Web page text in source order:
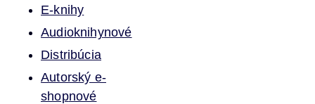
E-knihy
Audioknihynové
Distribúcia
Autorský e-
shopnové